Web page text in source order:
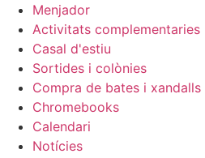
Menjador
Activitats complementaries
Casal d'estiu
Sortides i colònies
Compra de bates i xandalls
Chromebooks
Calendari
Notícies